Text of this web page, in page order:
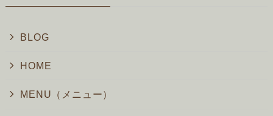
BLOG
HOME
MENU（メニュー）